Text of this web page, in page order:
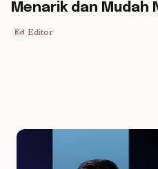
Menarik dan Mudah
Ed Editor